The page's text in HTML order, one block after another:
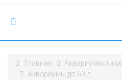
Главная Аквариумистика
Аквариумы до 60 л